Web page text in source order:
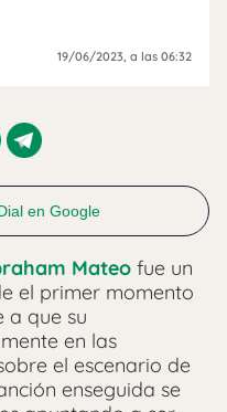
19/06/2023, a las 06:32
en Google
Mateo fue un
el primer momento
a que su
en las
el escenario de
enseguida se